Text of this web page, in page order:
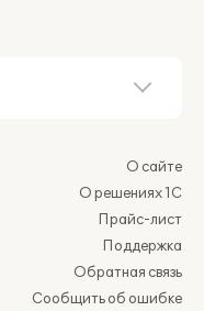
О сайте
О решениях 1С
Прайс-лист
Поддержка
Обратная связь
Сообщить об ошибке